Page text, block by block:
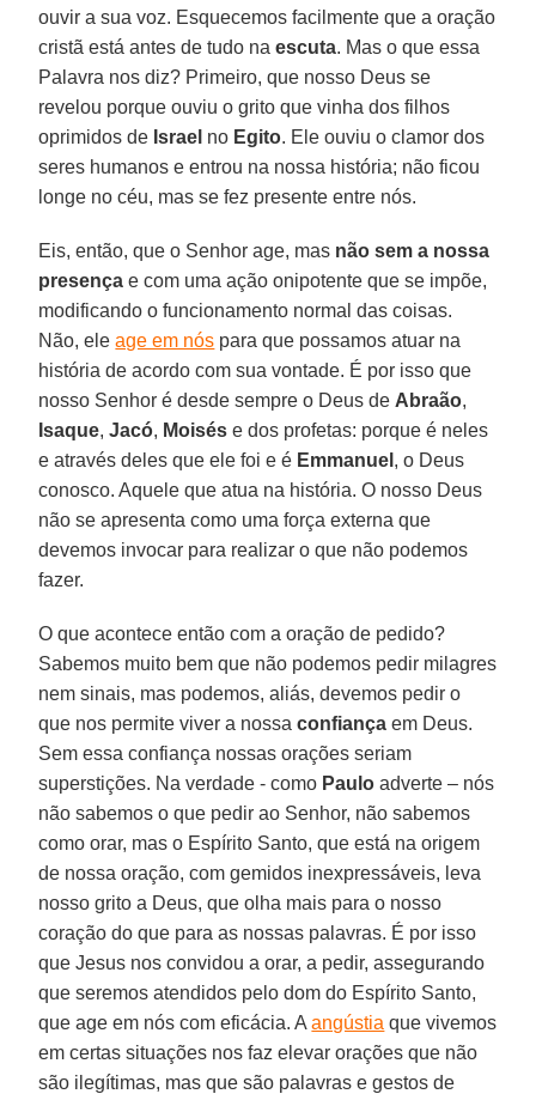
ouvir a sua voz. Esquecemos facilmente que a oração
cristã está antes de tudo naescuta. Mas o que essa
Palavra nos diz? Primeiro, que nosso Deus se
revelou porque ouviu o grito que vinha dos filhos
oprimidos de Israel no Egito. Ele ouviu o clamor dos
seres humanos e entrou na nossa história; não ficou
longe no céu, mas se fez presente entre nós.
Eis, então, que o Senhor age, mas não sem a nossa
presença e com uma ação onipotente que se impõe,
modificando o funcionamento normal das coisas.
Não, eleage em nós para que possamos atuar na
história de acordo com sua vontade. É por isso que
nosso Senhor é desde sempre o Deus de Abraão,
Isaque,Jacó, Moisés e dos profetas: porque é neles
e através deles que ele foi e é Emmanuel , o Deus
conosco. Aquele que atua na história. O nosso Deus
não se apresenta como uma força externa que
devemos invocar para realizar o que não podemos
fazer.
O que acontece então com a oração de pedido?
Sabemos muito bem que não podemos pedir milagres
nem sinais, mas podemos, aliás, devemos pedir o
que nos permite viver a nossaconfiança em Deus.
Sem essa confiança nossas orações seriam
superstições. Na verdade - como Paulo adverte – nós
não sabemos o que pedir ao Senhor, não sabemos
como orar, mas o Espírito Santo, que está na origem
de nossa oração, com gemidos inexpressáveis, leva
nosso grito a Deus, que olha mais para o nosso
coração do que para as nossas palavras. É por isso
que Jesus nos convidou a orar, a pedir, assegurando
que seremos atendidos pelo dom do Espírito Santo,
que age em nós com eficácia. Aangústia que vivemos
em certas situações nos faz elevar orações que não
são ilegítimas, mas que são palavras e gestos de